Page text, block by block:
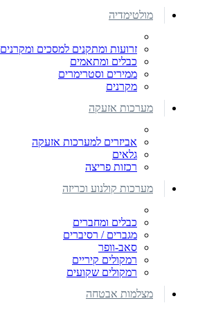
מולטימדיה
זרועות ומתקנים למסכים ומקרנים
כבלים ומתאמים
ממירים וסטרימרים
מקרנים
מערכות אזעקה
אביזרים למערכות אזעקה
גלאים
רכזות פריצה
מערכות קולנוע וכריזה
כבלים ומחברים
מגברים / רסיברים
סאב-וופר
רמקולים קיריים
רמקולים שקועים
מצלמות אבטחה